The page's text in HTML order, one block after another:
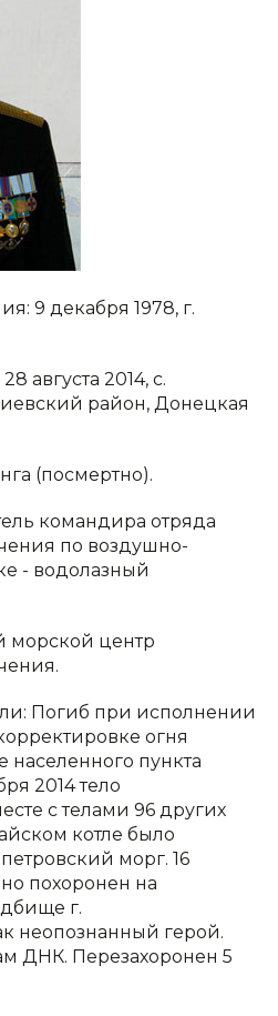
9 декабря 1978, г.
августа 2014, с.
район, Донецкая
(посмертно).
командира отряда
по воздушно-
- водолазный
морской центр
Погиб при исполнении
огня
пункта
2014 тело
с телами 96 других
котле было
морг. 16
похоронен на
г.
неопознанный герой.
ДНК. Перезахоронен 5